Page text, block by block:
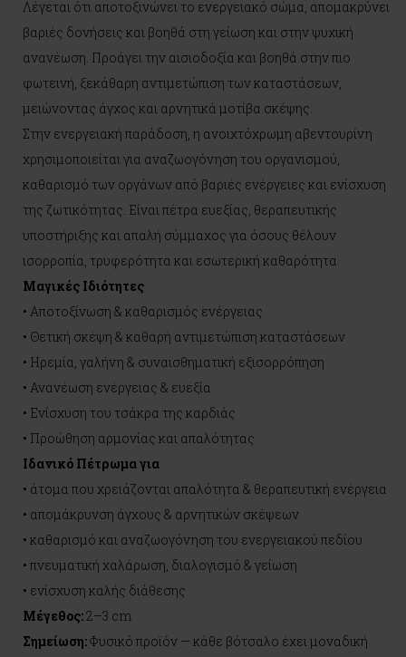
Λέγεται ότι αποτοξινώνει το ενεργειακό σώμα, απομακρύνει
βαριές δονήσεις και βοηθά στη γείωση και στην ψυχική
ανανέωση. Προάγει την αισιοδοξία και βοηθά στην πιο
φωτεινή, ξεκάθαρη αντιμετώπιση των καταστάσεων,
μειώνοντας άγχος και αρνητικά μοτίβα σκέψης.
Στην ενεργειακή παράδοση, η ανοιχτόχρωμη αβεντουρίνη
χρησιμοποιείται για αναζωογόνηση του οργανισμού,
καθαρισμό των οργάνων από βαριές ενέργειες και ενίσχυση
της ζωτικότητας. Είναι πέτρα ευεξίας, θεραπευτικής
υποστήριξης και απαλή σύμμαχος για όσους θέλουν
ισορροπία, τρυφερότητα και εσωτερική καθαρότητα.
Μαγικές Ιδιότητες
• Αποτοξίνωση & καθαρισμός ενέργειας
• Θετική σκέψη & καθαρή αντιμετώπιση καταστάσεων
• Ηρεμία, γαλήνη & συναισθηματική εξισορρόπηση
• Ανανέωση ενέργειας & ευεξία
• Ενίσχυση του τσάκρα της καρδιάς
• Προώθηση αρμονίας και απαλότητας
Ιδανικό Πέτρωμα για
• άτομα που χρειάζονται απαλότητα & θεραπευτική ενέργεια
• απομάκρυνση άγχους & αρνητικών σκέψεων
• καθαρισμό και αναζωογόνηση του ενεργειακού πεδίου
• πνευματική χαλάρωση, διαλογισμό & γείωση
• ενίσχυση καλής διάθεσης
Μέγεθος:2–3 cm
Σημείωση:Φυσικό προϊόν — κάθε βότσαλο έχει μοναδική